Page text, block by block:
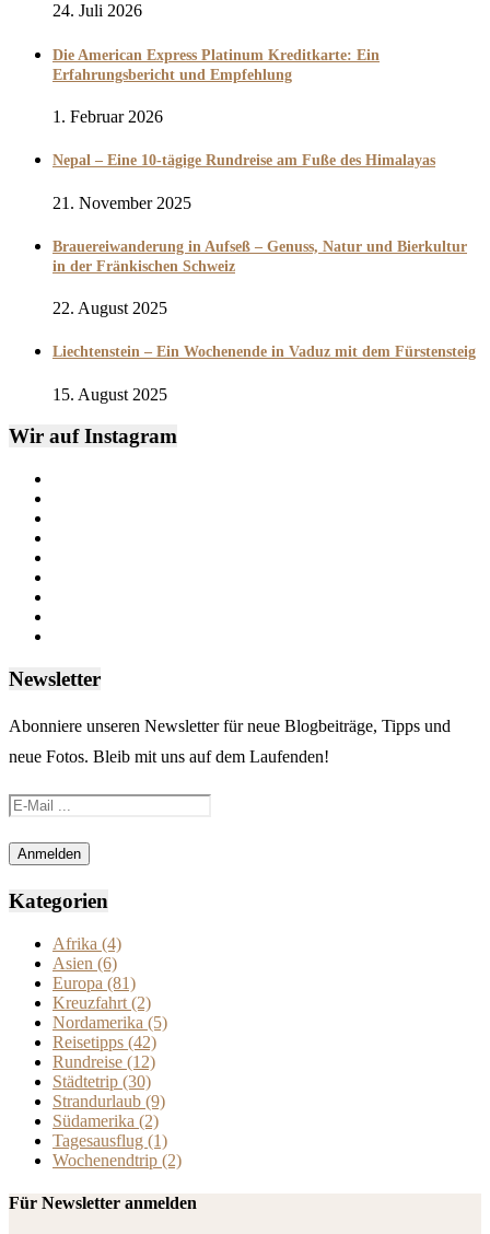
24. Juli 2026
Die American Express Platinum Kreditkarte: Ein
Erfahrungsbericht und Empfehlung
1. Februar 2026
Nepal – Eine 10-tägige Rundreise am Fuße des Himalayas
21. November 2025
Brauereiwanderung in Aufseß – Genuss, Natur und Bierkultur
in der Fränkischen Schweiz
22. August 2025
Liechtenstein – Ein Wochenende in Vaduz mit dem Fürstensteig
15. August 2025
Wir auf Instagram
Newsletter
Abonniere unseren Newsletter für neue Blogbeiträge, Tipps und
neue Fotos. Bleib mit uns auf dem Laufenden!
Kategorien
Afrika (4)
Asien (6)
Europa (81)
Kreuzfahrt (2)
Nordamerika (5)
Reisetipps (42)
Rundreise (12)
Städtetrip (30)
Strandurlaub (9)
Südamerika (2)
Tagesausflug (1)
Wochenendtrip (2)
Für Newsletter anmelden